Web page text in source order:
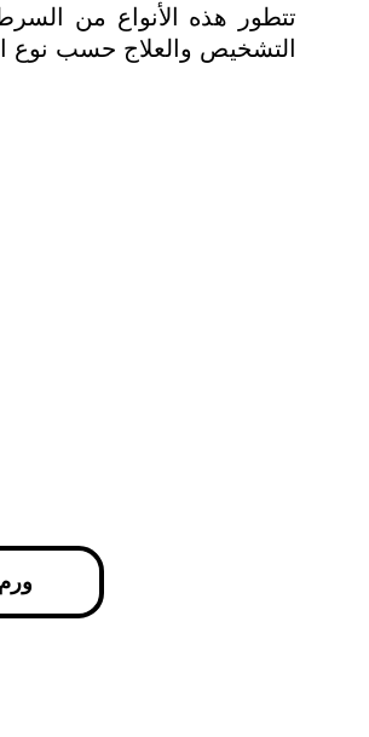
تتطور هذه الأنواع من
التشخيص والعلاج حسب نوع